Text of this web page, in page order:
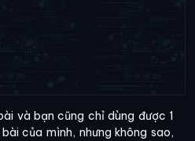
và bạn cũng chỉ dùng được 1
của mình, nhưng không sao,